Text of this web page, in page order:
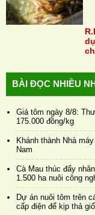
BÀI ĐỌC NHIỀU
Giá tôm ngày 8/8:
175.000 đồng/kg
Khánh thành Nhà
Nam
Cà Mau thúc đẩy
1.500 ha nuôi công
Dự án nuôi tôm trên
cấp điện để kịp thả